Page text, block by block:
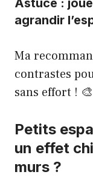
Astuce :
agrandir
Ma
contrastes
sans effort ! 🎨
Petits
un effet
murs ?